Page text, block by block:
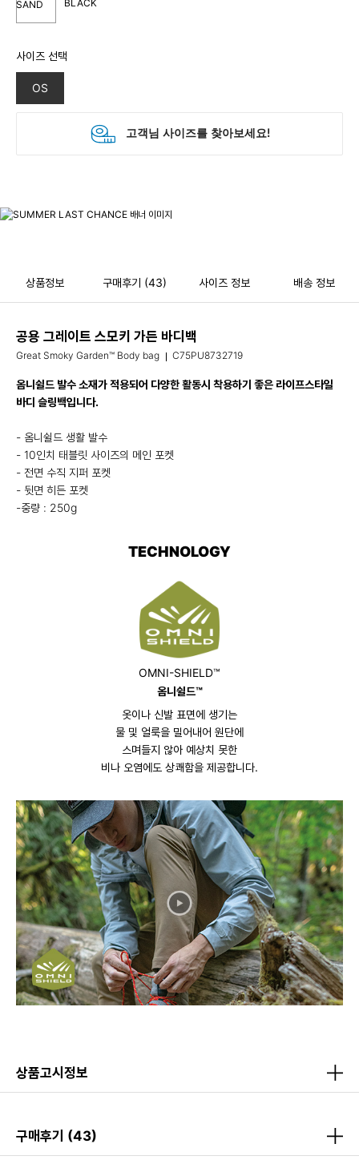
사이즈 선택
OS
상품정보 구매후기 (43) 사이즈 정보 배송 정보
공용 그레이트 스모키 가든 바디백
Great Smoky Garden™ Body bag C75PU8732719
옴니쉴드 발수 소재가 적용되어 다양한 활동시 착용하기 좋은 라이프스타일
바디 슬링백입니다.
- 옴니쉴드 생활 발수
- 10인치 태블릿 사이즈의 메인 포켓
- 전면 수직 지퍼 포켓
- 뒷면 히든 포켓
-중량 : 250g
TECHNOLOGY
OMNI-SHIELD™
옴니쉴드™
옷이나 신발 표면에 생기는
물 및 얼룩을 밀어내어 원단에
스며들지 않아 예상치 못한
비나 오염에도 상쾌함을 제공합니다.
상품고시정보
구매후기 (43)